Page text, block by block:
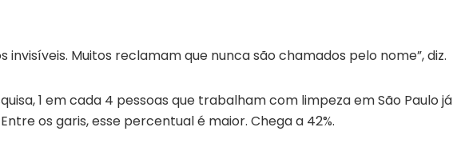
invisíveis. Muitos reclamam que nunca são chamados pelo nome”, diz.
1 em cada 4 pessoas que trabalham com limpeza em São Paulo já
os garis, esse percentual é maior. Chega a 42%.